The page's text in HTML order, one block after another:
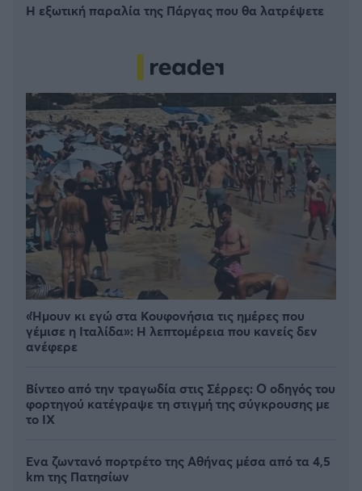
Η εξωτική παραλία της Πάργας που θα λατρέψετε
«Ήμουν κι εγώ στα Κουφονήσια τις ημέρες που
γέμισε η Ιταλίδα»: Η λεπτομέρεια που κανείς δεν
ανέφερε
Βίντεο από την τραγωδία στις Σέρρες: Ο οδηγός του
φορτηγού κατέγραψε τη στιγμή της σύγκρουσης με
το ΙΧ
Ένα ζωντανό πορτρέτο της Αθήνας μέσα από τα 4,5
km της Πατησίων